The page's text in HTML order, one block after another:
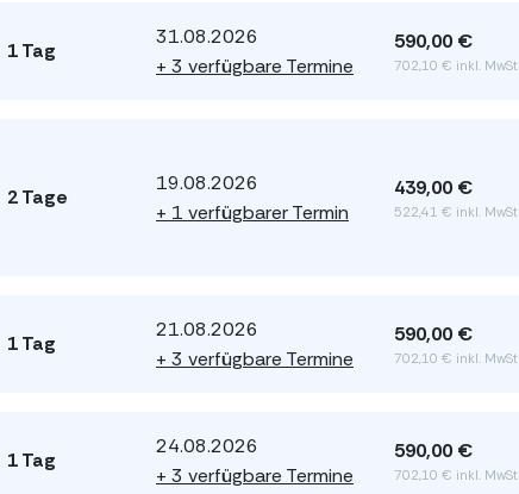
1 Tag
31.08.2026
+ 3 verfügbare Termine
590,00 €
702,10 € inkl. MwSt
2 Tage
19.08.2026
+ 1 verfügbarer Termin
439,00 €
522,41 € inkl. MwSt
1 Tag
21.08.2026
+ 3 verfügbare Termine
590,00 €
702,10 € inkl. MwSt
1 Tag
24.08.2026
+ 3 verfügbare Termine
590,00 €
702,10 € inkl. MwSt